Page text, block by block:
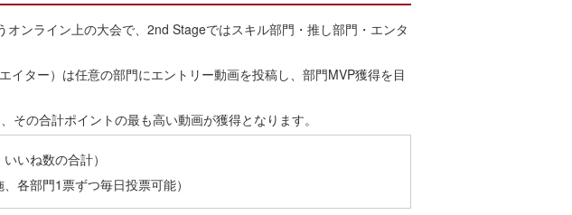
ンライン上の大会で、2nd Stageではスキル部門・推し部門・エンタ
イター）は任意の部門にエントリー動画を投稿し、部門MVP獲得を目
その合計ポイントの最も高い動画が獲得となります。
いね数の合計）
各部門1票ずつ毎日投票可能）